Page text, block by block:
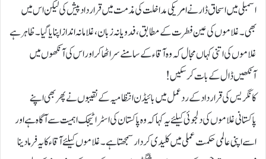
اسمبلی میں اسحاق ڈار نے امریکی مداخلت کی مذمت میں قرارداد پیش کی لیکن اس میں
بھی ۔ غلاموں کی عین فطرت کے مطابق، فدویانہ زبان، غلامانہ انداز اپنایا گیا۔ ظاہر ہے
غلاموں کی اتنی کہاں مجال کہ وہ آقاء کے سامنے سر اٹھا کر اور اس کی آنکھوں میں
آنکھیں ڈال کے بات کرسکیں!
کانگریس کی قرارداد کے ردعمل میں بائیڈن انتظامیہ کے نقیبوں نے پھر بھی اپنے
پاکستانی غلاموں کی دلجوئی کیلئے یہ کہا کہ وہ پاکستان کی اسٹراٹیجک اہمیت سے آگاہ ہے اور
اسے اپنی عالمی حکمت عملی میں کلیدی کردار سمجھتا ہے۔ غلاموں کیلئے آقاء کا یہ فرمادینا